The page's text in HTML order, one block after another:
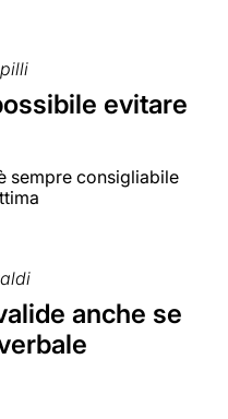
evitare
sempre consigliabile
anche se